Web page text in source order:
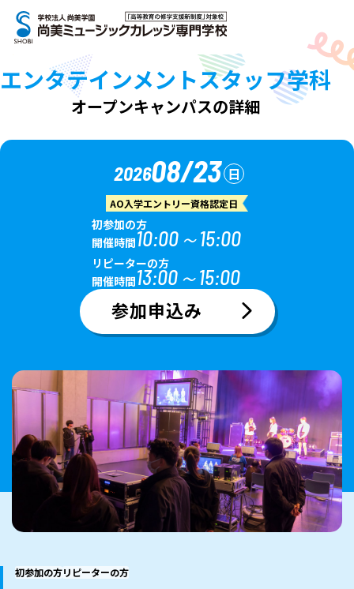
エンタテインメントスタッフ学科
オープンキャンパスの詳細
202608/23 日
AO入学エントリー資格認定日
初参加の方
開催時間10:00～15:00
リピーターの方
開催時間13:00～15:00
参加申込み
初参加の方リピーターの方